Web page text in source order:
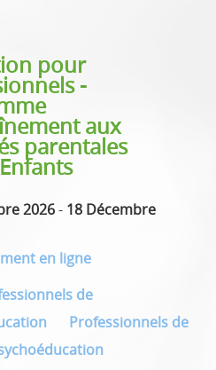
pour
-
aux
parentales
2026 - 18 Décembre
en ligne
de
Professionnels de